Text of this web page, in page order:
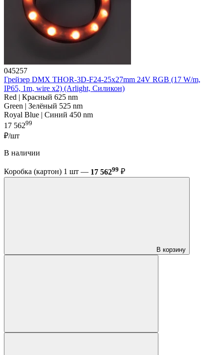
045257
Грейзер DMX THOR-3D-F24-25x27mm 24V RGB (17 W/m,
IP65, 1m, wire x2) (Arlight, Силикон)
Red | Красный 625 nm
Green | Зелёный 525 nm
Royal Blue | Синий 450 nm
17 56299
₽/шт
В наличии
Коробка (картон) 1 шт — 17 56299 ₽
В корзину